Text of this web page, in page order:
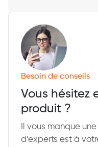
Besoin de conseils
Vous hésitez
produit ?
Il vous manque
d’experts est à